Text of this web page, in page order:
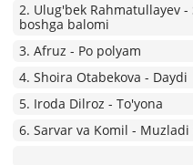
2. Ulug'bek Rahmatullayev -
boshga balomi
3. Afruz - Po polyam
4. Shoira Otabekova - Daydi
5. Iroda Dilroz - To'yona
6. Sarvar va Komil -